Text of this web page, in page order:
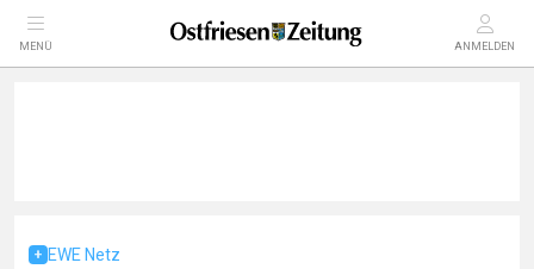
MENÜ ANMELDEN
EWE Netz